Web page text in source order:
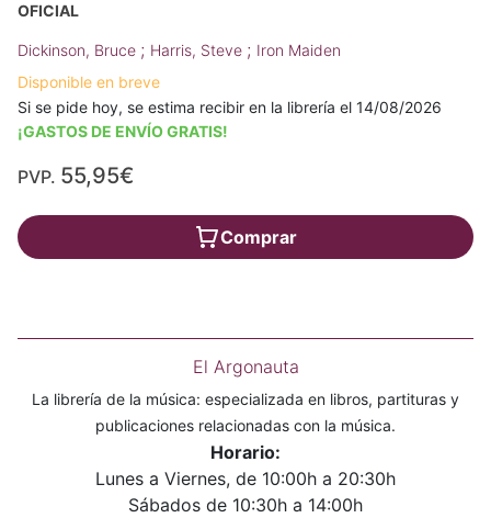
OFICIAL
Dickinson, Bruce ; Harris, Steve ; Iron Maiden
Disponible en breve
Si se pide hoy, se estima recibir en la librería el 14/08/2026
¡GASTOS DE ENVÍO GRATIS!
PVP. 55,95€
Comprar
El Argonauta
La librería de la música: especializada en libros, partituras y
publicaciones relacionadas con la música.
Horario:
Lunes a Viernes, de 10:00h a 20:30h
Sábados de 10:30h a 14:00h